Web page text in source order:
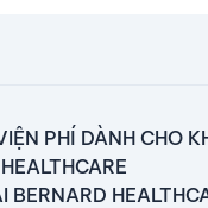
PHÍ DÀNH CHO
BERNARD